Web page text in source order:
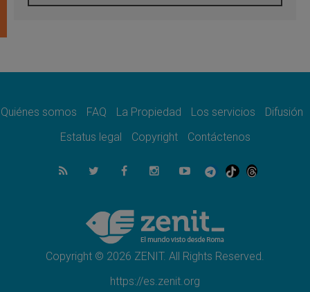
León XIV visitará el Santuario de la Madre
07.08.2026
07.08.2026
el compromiso del cristiano"
La matanza de niños en Gaza no cesa: 300
muertos en 300 días
Tagle: La guerra desfigura el mundo, solo la
revelación de Dios lo transfigura
Quiénes somos FAQ La Propiedad Los servicios
Difusión
Estatus legal
Copyright Contáctenos
Copyright © 2026 ZENIT. All Rights Reserved.
https://es.zenit.org